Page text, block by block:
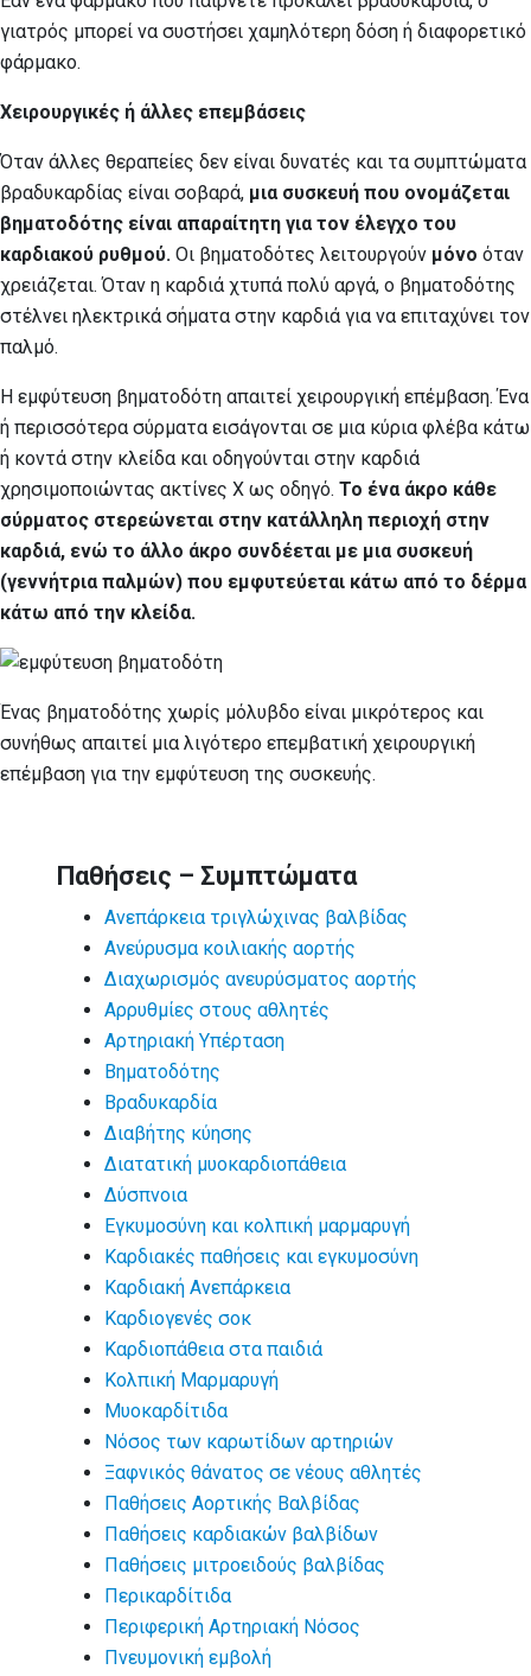
γιατρός μπορεί να συστήσει χαμηλότερη δόση ή διαφορετικό
φάρμακο.
Χειρουργικές ή άλλες επεμβάσεις
Όταν άλλες θεραπείες δεν είναι δυνατές και τα συμπτώματα
βραδυκαρδίας είναι σοβαρά, μια συσκευή που ονομάζεται
βηματοδότης είναι απαραίτητη για τον έλεγχο του
καρδιακού ρυθμού. Οι βηματοδότες λειτουργούν μόνο όταν
χρειάζεται. Όταν η καρδιά χτυπά πολύ αργά, ο βηματοδότης
στέλνει ηλεκτρικά σήματα στην καρδιά για να επιταχύνει τον
παλμό.
Η εμφύτευση βηματοδότη απαιτεί χειρουργική επέμβαση. Ένα
ή περισσότερα σύρματα εισάγονται σε μια κύρια φλέβα κάτω
ή κοντά στην κλείδα και οδηγούνται στην καρδιά
χρησιμοποιώντας ακτίνες Χ ως οδηγό. Το ένα άκρο κάθε
σύρματος στερεώνεται στην κατάλληλη περιοχή στην
καρδιά, ενώ το άλλο άκρο συνδέεται με μια συσκευή
(γεννήτρια παλμών) που εμφυτεύεται κάτω από το δέρμα
κάτω από την κλείδα.
Ένας βηματοδότης χωρίς μόλυβδο είναι μικρότερος και
συνήθως απαιτεί μια λιγότερο επεμβατική χειρουργική
επέμβαση για την εμφύτευση της συσκευής.
Παθήσεις – Συμπτώματα
Ανεπάρκεια τριγλώχινας βαλβίδας
Ανεύρυσμα κοιλιακής αορτής
Διαχωρισμός ανευρύσματος αορτής
Αρρυθμίες στους αθλητές
Αρτηριακή Υπέρταση
Βηματοδότης
Βραδυκαρδία
Διαβήτης κύησης
Διατατική μυοκαρδιοπάθεια
Δύσπνοια
Εγκυμοσύνη και κολπική μαρμαρυγή
Καρδιακές παθήσεις και εγκυμοσύνη
Καρδιακή Ανεπάρκεια
Καρδιογενές σοκ
Καρδιοπάθεια στα παιδιά
Κολπική Μαρμαρυγή
Μυοκαρδίτιδα
Νόσος των καρωτίδων αρτηριών
Ξαφνικός θάνατος σε νέους αθλητές
Παθήσεις Αορτικής Βαλβίδας
Παθήσεις καρδιακών βαλβίδων
Παθήσεις μιτροειδούς βαλβίδας
Περικαρδίτιδα
Περιφερική Αρτηριακή Νόσος
Πνευμονική εμβολή